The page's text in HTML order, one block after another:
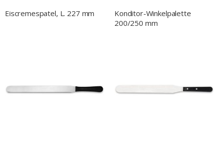
Eiscremespatel, L. 227 mm
Konditor-Winkelpalette
200/250 mm